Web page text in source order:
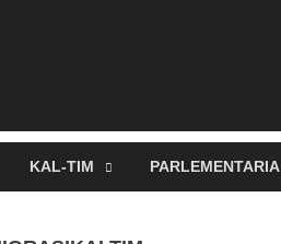
KAL-TIM PARLEMENTARIA